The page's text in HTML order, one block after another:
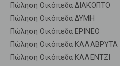
Πώληση Οικόπεδα ΔΙΑΚΟΠΤΟ
Πώληση Οικόπεδα ΔΥΜΗ
Πώληση Οικόπεδα ΕΡΙΝΕΟ
Πώληση Οικόπεδα ΚΑΛΑΒΡΥΤΑ
Πώληση Οικόπεδα ΚΑΛΕΝΤΖΙ